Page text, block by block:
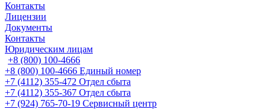
Контакты
Лицензии
Документы
Контакты
Юридическим лицам
+8 (800) 100-4666
+8 (800) 100-4666 Единый номер
+7 (4112) 355-472 Отдел сбыта
+7 (4112) 355-367 Отдел сбыта
+7 (924) 765-70-19 Сервисный центр